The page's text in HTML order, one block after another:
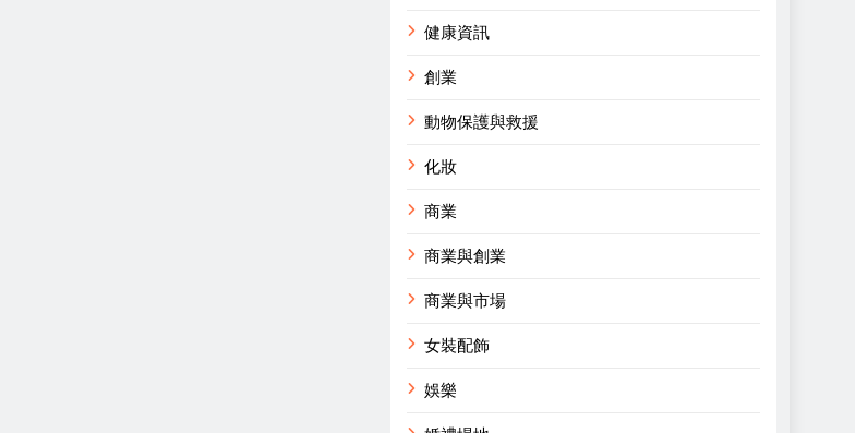
健康資訊
創業
動物保護與救援
化妝
商業
商業與創業
商業與市場
女裝配飾
娛樂